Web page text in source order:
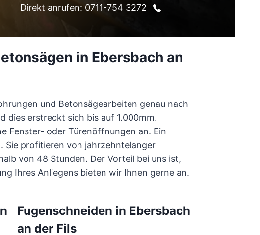
Direkt anrufen: 0711-754 3272
in Ebersbach an
und Betonsägearbeiten genau nach
dies erstreckt sich bis auf 1.000mm.
Fenster- oder Türenöffnungen an. Ein
Sie profitieren von jahrzehntelanger
von 48 Stunden. Der Vorteil bei uns ist,
Ihres Anliegens bieten wir Ihnen gerne an.
Fugenschneiden in Ebersbach
an der Fils